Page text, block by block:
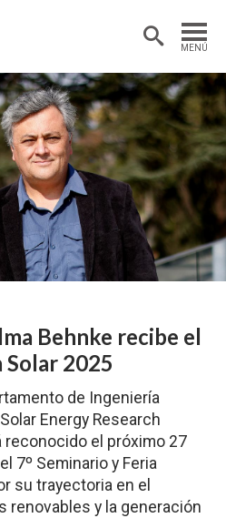
MENÚ
Behnke recibe el
2025
de Ingeniería
Energy Research
reconocido el próximo 27
7º Seminario y Feria
su trayectoria en el
renovables y la generación